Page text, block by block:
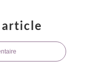
article